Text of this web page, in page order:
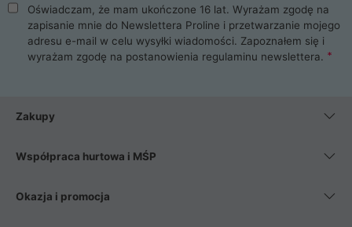
Oświadczam, że mam ukończone 16 lat. Wyrażam zgodę na
zapisanie mnie do Newslettera Proline i przetwarzanie mojego
adresu e-mail w celu wysyłki wiadomości. Zapoznałem się i
wyrażam zgodę na postanowienia regulaminu newslettera.
Zakupy
Współpraca hurtowa i MŚP
Okazja i promocja